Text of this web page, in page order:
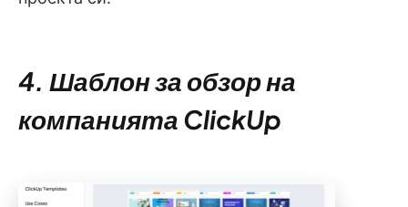
4. Шаблон за обзор на
компанията ClickUp